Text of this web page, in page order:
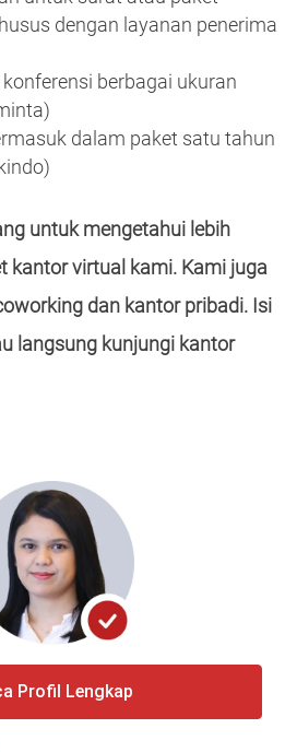
dengan layanan penerima
berbagai ukuran
dalam paket satu tahun
untuk mengetahui lebih
kantor virtual kami. Kami juga
dan kantor pribadi. Isi
langsung kunjungi kantor
Profil Lengkap